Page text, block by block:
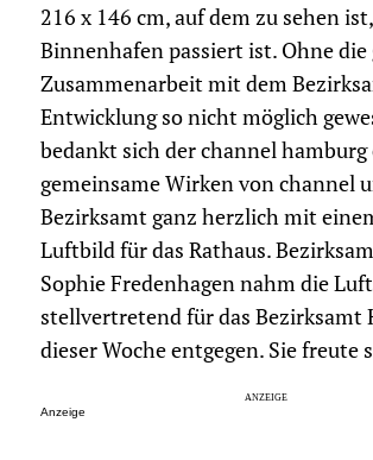
216 x 146 cm, auf dem zu sehen
Binnenhafen passiert ist. Ohne die
Zusammenarbeit mit dem
Entwicklung so nicht möglich
bedankt sich der channel hamburg
gemeinsame Wirken von channel
Bezirksamt ganz herzlich mit
Luftbild für das Rathaus.
Sophie Fredenhagen nahm die
stellvertretend für das Bezirksamt
dieser Woche entgegen. Sie freute
Anzeige